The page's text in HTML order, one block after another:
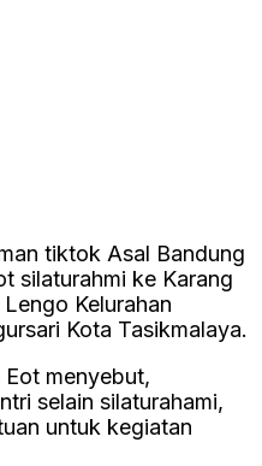
tiktok Asal Bandung
silaturahmi ke Karang
Kelurahan
Kota Tasikmalaya.
menyebut,
selain silaturahami,
untuk kegiatan